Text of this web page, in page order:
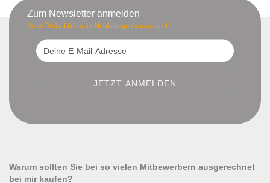
Zum Newsletter anmelden
Keine Preisaktion oder Neulistungen verpassen!
Warum sollten Sie bei so vielen Mitbewerbern ausgerechnet
bei mir kaufen?